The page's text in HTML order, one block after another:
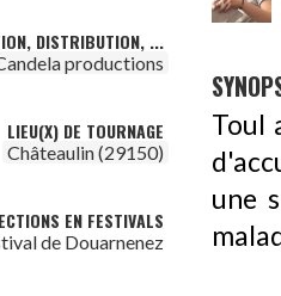
DISTRIBUTION, ...
productions
LIEU(X) DE TOURNAGE
Châteaulin (29150)
EN FESTIVALS
de Douarnenez
Toul
une